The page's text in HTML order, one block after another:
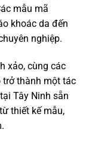
mẫu mã
khoác da đến
nghiệp.
xảo, cùng các
trở thành một tác
Tây Ninh sẵn
thiết kế mẫu,